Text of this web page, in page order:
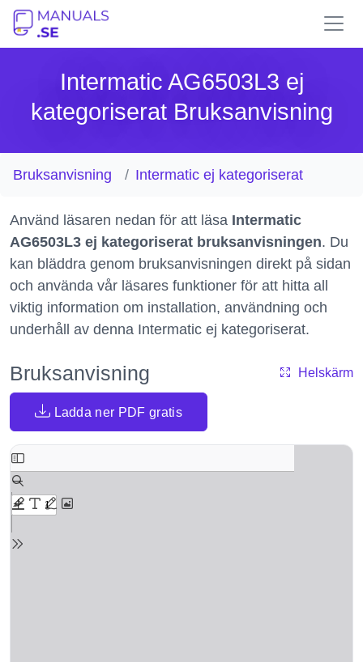
Intermatic AG6503L3 ej
kategoriserat Bruksanvisning
Bruksanvisning Intermatic ej kategoriserat
Använd läsaren nedan för att läsa Intermatic
AG6503L3 ej kategoriserat bruksanvisningen. Du
kan bläddra genom bruksanvisningen direkt på sidan
och använda vår läsares funktioner för att hitta all
viktig information om installation, användning och
underhåll av denna Intermatic ej kategoriserat.
Bruksanvisning Helskärm
Ladda ner PDF gratis